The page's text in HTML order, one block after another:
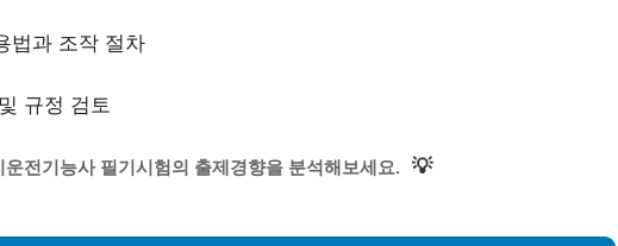
법과 조작 절차
규정 검토
운전기능사 필기시험의 출제경향을 분석해보세요. 💡